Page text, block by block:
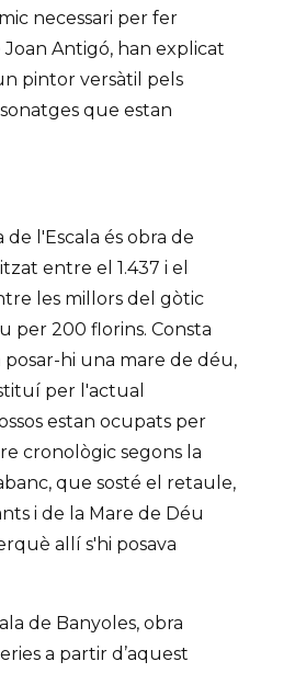
necessari per fer
Antigó, han explicat
pintor versàtil pels
que estan
l'Escala és obra de
entre el 1.437 i el
les millors del gòtic
per 200 florins. Consta
hi una mare de déu,
per l'actual
estan ocupats per
cronològic segons la
que sosté el retaule,
i de la Mare de Déu
allí s'hi posava
de Banyoles, obra
a partir d’aquest